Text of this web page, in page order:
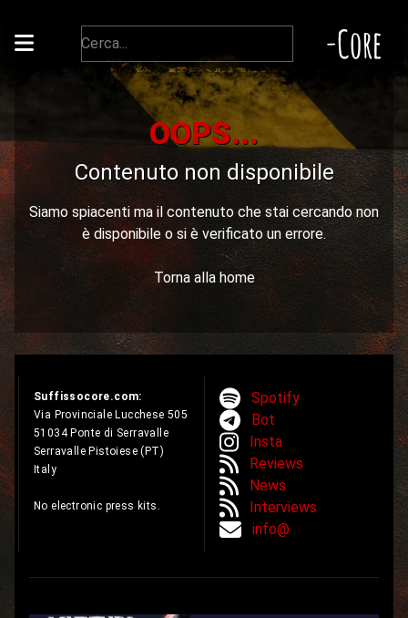
-Core
OOPS...
Contenuto non disponibile
Siamo spiacenti ma il contenuto che stai cercando non
è disponibile o si è verificato un errore.
Torna alla home
Suffissocore.com:
Via Provinciale Lucchese 505
51034 Ponte di Serravalle
Serravalle Pistoiese (PT)
Italy
No electronic press kits.
Spotify
Bot
Insta
Reviews
News
Interviews
info@